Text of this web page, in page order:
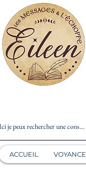
ACCUEIL VOYANCE